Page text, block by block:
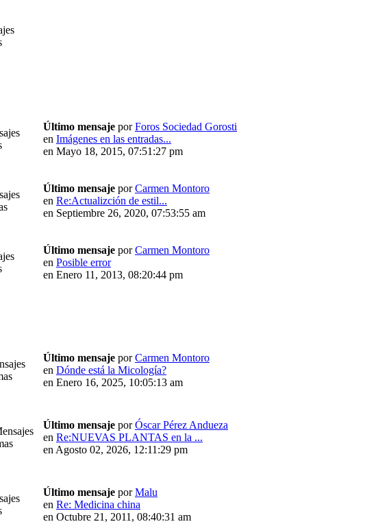
Último mensaje porForos Sociedad Gorosti
en Imágenes en las entradas...
en Mayo 18, 2015, 07:51:27 pm
Último mensaje porCarmen Montoro
en Re:Actualizción de estil...
en Septiembre 26, 2020, 07:53:55 am
Último mensaje porCarmen Montoro
en Posible error
en Enero 11, 2013, 08:20:44 pm
Último mensaje porCarmen Montoro
en Dónde está la Micología?
en Enero 16, 2025, 10:05:13 am
Último mensaje porÓscar Pérez Andueza
en Re:NUEVAS PLANTAS en la ...
en Agosto 02, 2026, 12:11:29 pm
Último mensaje porMalu
en Re: Medicina china
en Octubre 21, 2011, 08:40:31 am